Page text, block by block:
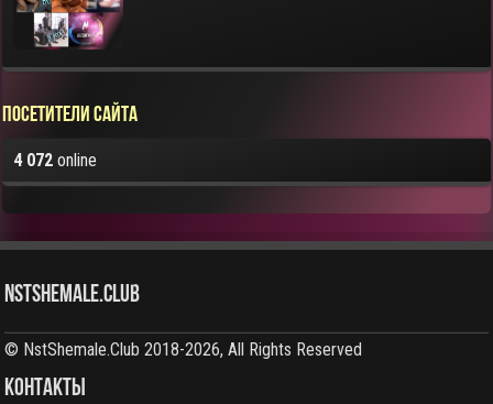
Посетители сайта
4 072 online
NstShemale.Club
© NstShemale.Club 2018-2026, All Rights Reserved
КОНТАКТЫ